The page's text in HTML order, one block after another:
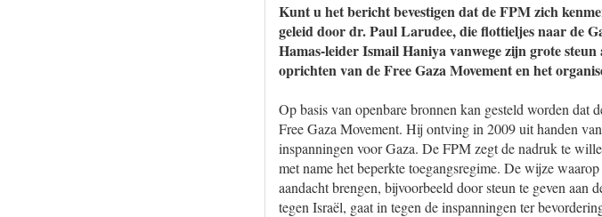
Kunt u het bericht bevestigen dat de FPM zich
geleid door dr. Paul Larudee, die flottieljes naar de
Hamas-leider Ismail Haniya vanwege zijn grote
oprichten van de Free Gaza Movement en het
Op basis van openbare bronnen kan gesteld worden dat
Free Gaza Movement. Hij ontving in 2009 uit handen
inspanningen voor Gaza. De FPM zegt de nadruk te
met name het beperkte toegangsregime. De wijze
aandacht brengen, bijvoorbeeld door steun te geven aan
tegen Israël, gaat in tegen de inspanningen ter